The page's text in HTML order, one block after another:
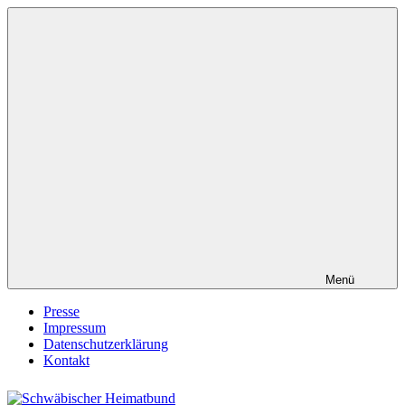
Zum
Menü
Presse
Impressum
Datenschutzerklärung
Kontakt